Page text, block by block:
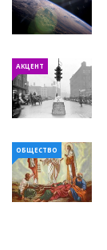
АКЦЕНТ
ОБЩЕСТВО